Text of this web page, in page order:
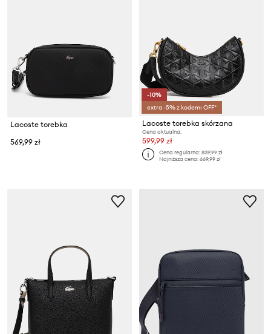
Lacoste torebka
569,99 zł
-10%
extra -5% z kodem: OFF*
Lacoste torebka skórzana
Cena aktualna:
599,99 zł
Cena regularna:839,99 zł
Najniższa cena:669,99 zł